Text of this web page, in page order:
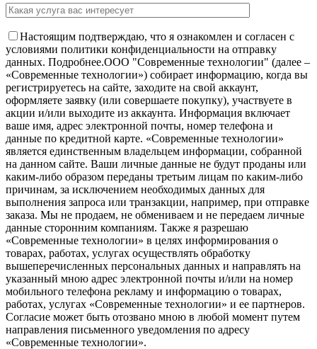
Настоящим подтверждаю, что я ознакомлен и согласен с
условиями политики конфиденциальности на отправку
данных. Подробнее.OOO "Современные технологии" (далее –
«Современные технологии») собирает информацию, когда вы
регистрируетесь на сайте, заходите на свой аккаунт,
оформляете заявку (или совершаете покупку), участвуете в
акции и/или выходите из аккаунта. Информация включает
ваше имя, адрес электронной почты, номер телефона и
данные по кредитной карте. «Современные технологии»
является единственным владельцем информации, собранной
на данном сайте. Ваши личные данные не будут проданы или
каким-либо образом переданы третьим лицам по каким-либо
причинам, за исключением необходимых данных для
выполнения запроса или транзакции, например, при отправке
заказа. Мы не продаем, не обмениваем и не передаем личные
данные сторонним компаниям. Также я разрешаю
«Современные технологии» в целях информирования о
товарах, работах, услугах осуществлять обработку
вышеперечисленных персональных данных и направлять на
указанный мною адрес электронной почты и/или на номер
мобильного телефона рекламу и информацию о товарах,
работах, услугах «Современные технологии» и ее партнеров.
Согласие может быть отозвано мною в любой момент путем
направления письменного уведомления по адресу
«Современные технологии».